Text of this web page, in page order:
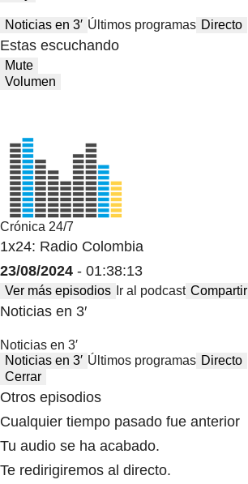
Noticias en 3′ Últimos programas Directo
Estas escuchando
Mute
Volumen
Crónica 24/7
1x24: Radio Colombia
23/08/2024 - 01:38:13
Ver más episodios Ir al podcast Compartir
Noticias en 3′
Noticias en 3′
Noticias en 3′ Últimos programas Directo
Cerrar
Otros episodios
Cualquier tiempo pasado fue anterior
Tu audio se ha acabado.
Te redirigiremos al directo.